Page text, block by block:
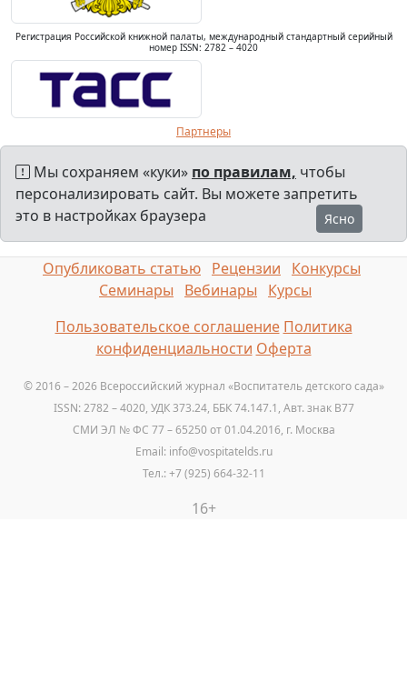
Регистрация Российской книжной палаты, международный стандартный серийный
номер ISSN: 2782 – 4020
Партнеры
Мы сохраняем «куки» по правилам, чтобы
персонализировать сайт. Вы можете запретить
это в настройках браузера
Ясно
Опубликовать статью Рецензии
Конкурсы
Семинары
Вебинары
Курсы
Пользовательское соглашение Политика
конфиденциальности Оферта
© 2016 – 2026 Всероссийский журнал «Воспитатель детского сада»
ISSN: 2782 – 4020, УДК 373.24, ББК 74.147.1, Авт. знак B77
СМИ ЭЛ № ФС 77 – 65250 от 01.04.2016, г. Москва
Email: info@vospitatelds.ru
Тел.: +7 (925) 664-32-11
16+